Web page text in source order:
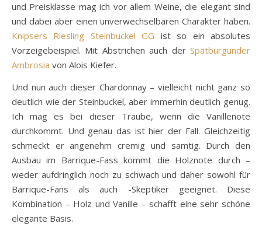
und Preisklasse mag ich vor allem Weine, die elegant sind
und dabei aber einen unverwechselbaren Charakter haben.
Knipsers Riesling Steinbuckel GG ist so ein absolutes
Vorzeigebeispiel. Mit Abstrichen auch der Spätburgunder
Ambrosia von Alois Kiefer.
Und nun auch dieser Chardonnay – vielleicht nicht ganz so
deutlich wie der Steinbuckel, aber immerhin deutlich genug.
Ich mag es bei dieser Traube, wenn die Vanillenote
durchkommt. Und genau das ist hier der Fall. Gleichzeitig
schmeckt er angenehm cremig und samtig. Durch den
Ausbau im Barrique-Fass kommt die Holznote durch –
weder aufdringlich noch zu schwach und daher sowohl für
Barrique-Fans als auch -Skeptiker geeignet. Diese
Kombination – Holz und Vanille – schafft eine sehr schöne
elegante Basis.